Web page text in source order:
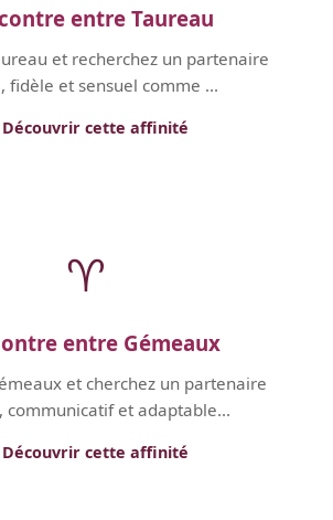
entre Taureau
et recherchez un partenaire
fidèle et sensuel comme ...
Découvrir cette affinité
♈
entre Gémeaux
et cherchez un partenaire
communicatif et adaptable...
Découvrir cette affinité